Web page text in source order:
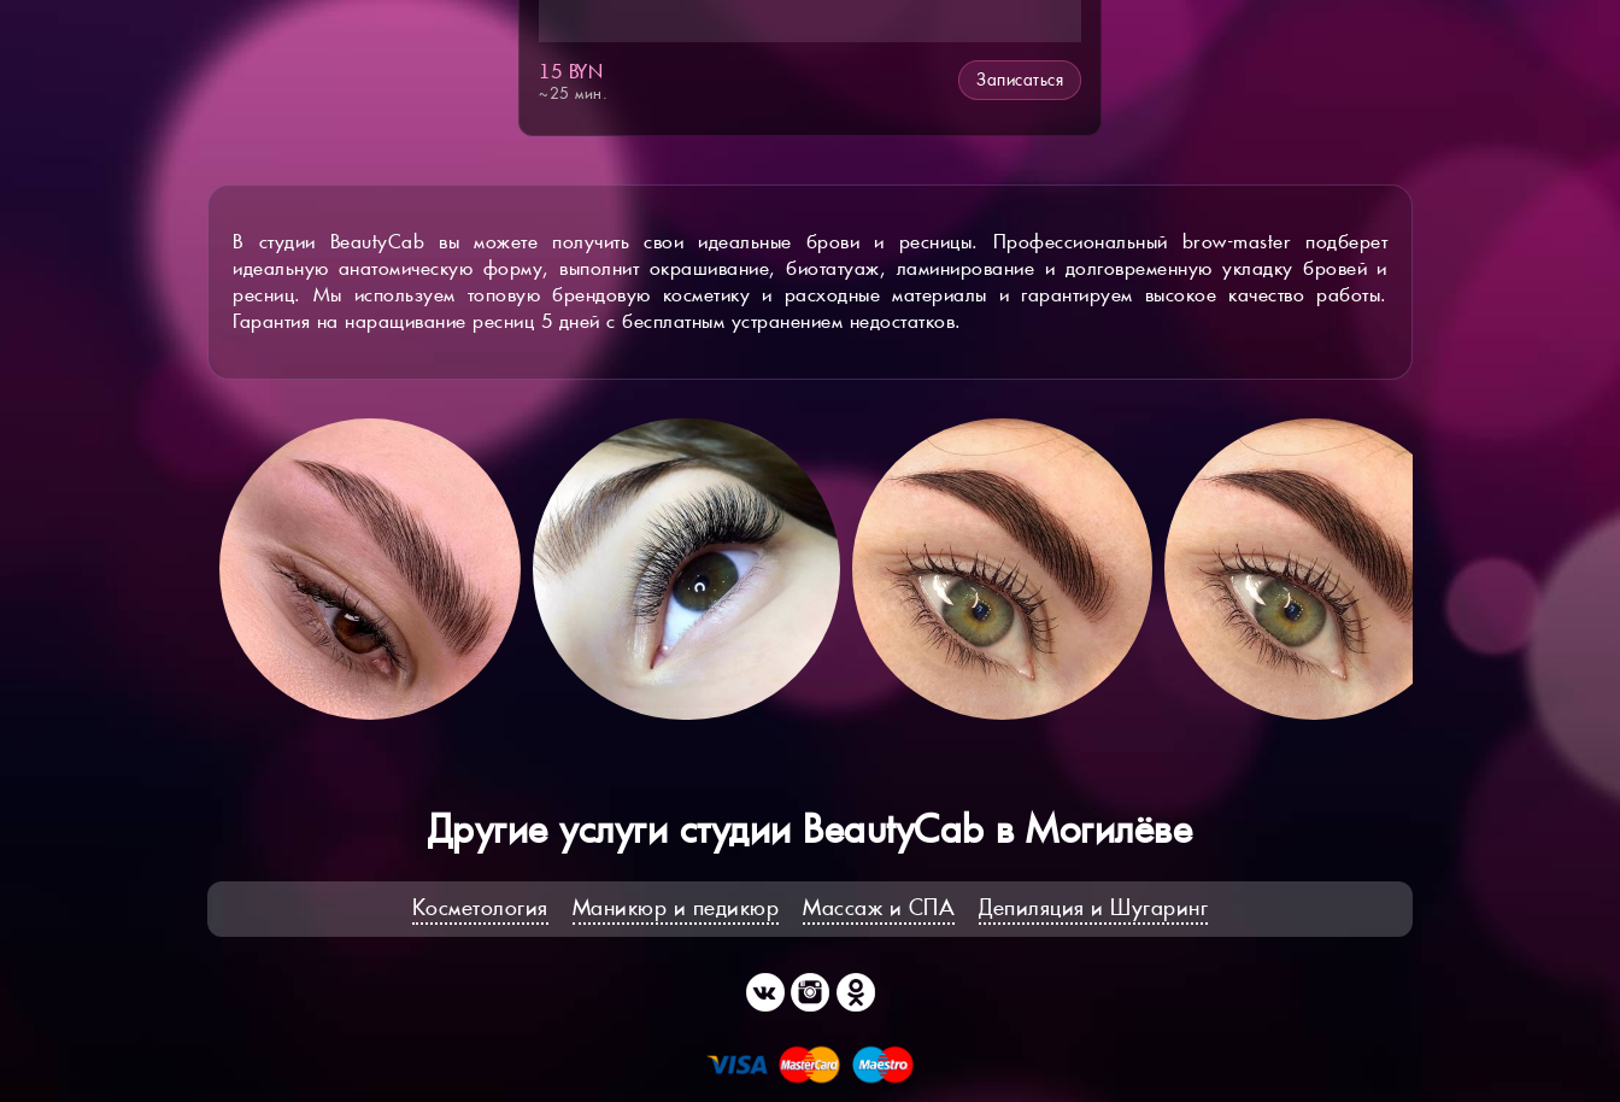
15 BYN
~25 мин.
Записаться
В студии BeautyCab вы можете получить свои идеальные брови и ресницы. Профессиональный brow-master подберет
идеальную анатомическую форму, выполнит окрашивание, биотатуаж, ламинирование и долговременную укладку бровей и
ресниц. Мы используем топовую брендовую косметику и расходные материалы и гарантируем высокое качество работы.
Гарантия на наращивание ресниц 5 дней с бесплатным устранением недостатков.
Другие услуги студии BeautyCab в Могилёве
Косметология Маникюр и педикюр Массаж и СПА Депиляция и Шугаринг